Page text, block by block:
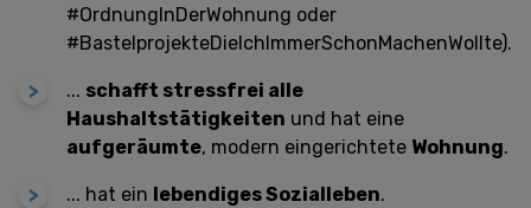
#OrdnungInDerWohnung oder
#BastelprojekteDieIchImmerSchonMachenWollte).
... schafft stressfrei alle
Haushaltstätigkeiten und hat eine
aufgeräumte, modern eingerichtete Wohnung.
... hat ein lebendiges Sozialleben.